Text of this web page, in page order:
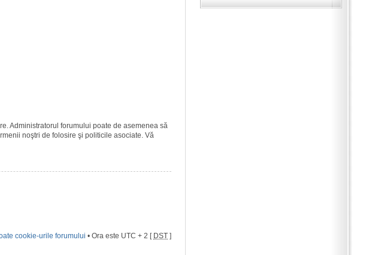
Administratorul forumului poate de asemenea să
noştri de folosire şi politicile asociate. Vă
cookie-urile forumului • Ora este UTC + 2 [ DST ]